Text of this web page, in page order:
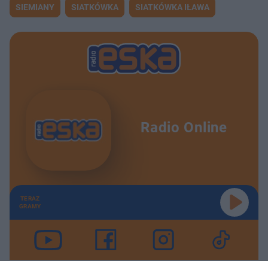
SIEMIANY SIATKÓWKA SIATKÓWKA IŁAWA
Radio Online
TERAZ
GRAMY